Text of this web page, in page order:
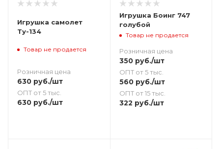
Игрушка самолет
Ту-134
Товар не продается
Розничная цена
630 руб./шт
ОПТ от 5 тыс.
630 руб./шт
Игрушка Боинг 747
голубой
Товар не продается
Розничная цена
350руб./шт
ОПТ от 5 тыс.
560руб./шт
ОПТ от 15 тыс.
322 руб./шт